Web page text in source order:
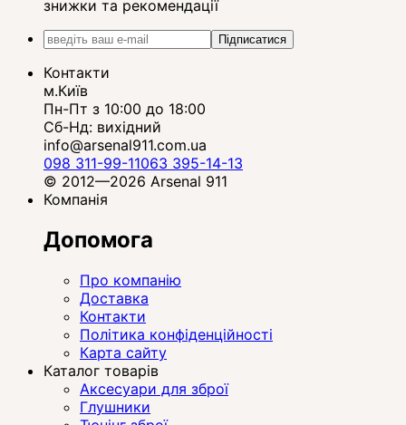
знижки та рекомендації
Підписатися
Контакти
м.Київ
Пн-Пт з 10:00 до 18:00
Сб-Нд: вихідний
info@arsenal911.com.ua
098 311-99-11063 395-14-13
© 2012—2026 Arsenal 911
Компанія
Допомога
Про компанію
Доставка
Контакти
Політика конфіденційності
Карта сайту
Каталог товарів
Аксесуари для зброї
Глушники